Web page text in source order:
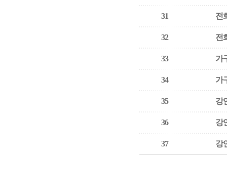
31 전
32 전
33 가
34 가
35 강
36 강
37 강